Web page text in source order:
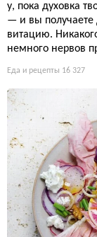
у, пока духовка
— и вы получаете
витацию.
немного нервов
Еда и рецепты 16 327